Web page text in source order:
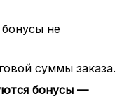
не
суммы заказа.
бонусы —